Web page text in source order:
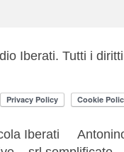
Iberati. Tutti i
Iberati